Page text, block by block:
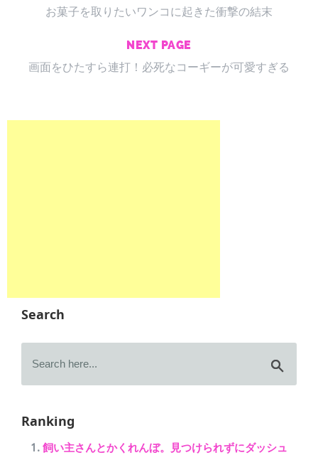
お菓子を取りたいワンコに起きた衝撃の結末
NEXT PAGE
画面をひたすら連打！必死なコーギーが可愛すぎる
Search
Ranking
飼い主さんとかくれんぼ。見つけられずにダッシュ